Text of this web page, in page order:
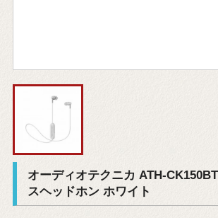
オーディオテクニカ ATH-
スヘッドホン ホワイト